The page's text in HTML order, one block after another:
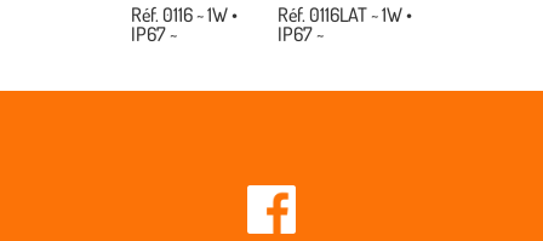
Réf. 0116 ~ 1W •
IP67 ~
Réf. 0116LAT ~ 1W •
IP67 ~